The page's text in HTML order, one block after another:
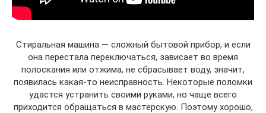
Стиральная машина — сложный бытовой прибор, и если
она перестала переключаться, зависает во время
полоскания или отжима, не сбрасывает воду, значит,
появилась какая-то неисправность. Некоторые поломки
удастся устранить своими руками, но чаще всего
приходится обращаться в мастерскую. Поэтому хорошо,